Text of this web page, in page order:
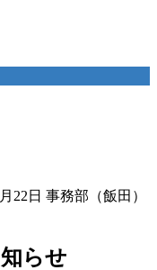
22日 事務部（飯田）
らせ